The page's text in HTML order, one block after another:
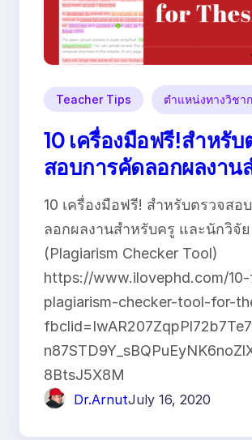
Teacher Tips ตำแหน่งทางวิชา
10 เครื่องมือฟรี!สำหรับ
สอบการคัดลอกผลงาน
ครู และนักวิจัย
Checker Tool)
10 เครื่องมือฟรี! สำหรับตรวจสอ
ลอกผลงานสำหรับครู และนักวิจัย
(Plagiarism Checker Tool)
https://www.ilovephd.com/
plagiarism-checker-tool-for-
8BtsJ5X8M
Dr.ArnutJuly 16, 2020